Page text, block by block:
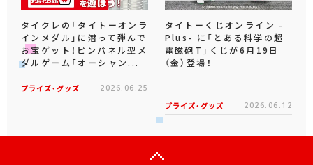
タイクレの「タイトーオンラ
インメダル」に潜って弾んで
お宝ゲット！ピンパネル型メ
ダルゲーム「オーシャン...
プライズ・グッズ 2026.06.25
タイトーくじオンライン -
Plus- に「とある科学の超
電磁砲T」くじが6月19日
（金）登場！
プライズ・グッズ 2026.06.12